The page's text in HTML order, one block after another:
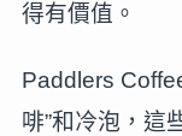
得有價值。
Paddlers
啡”和冷泡，這